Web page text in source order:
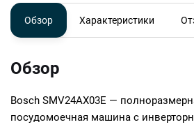
Обзор Характеристики
Обзор
Bosch SMV24AX03E —
посудомоечная машина с